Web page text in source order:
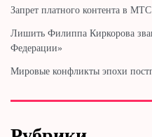
Запрет платного контента в МТС
Лишить Филиппа Киркорова
Федерации»
Мировые конфликты эпохи